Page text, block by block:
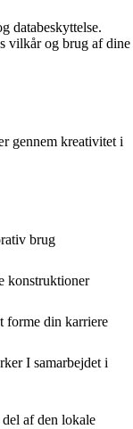
databeskyttelse.
vilkår og brug af dine
gennem kreativitet i
brug
konstruktioner
forme din karriere
I samarbejdet i
af den lokale